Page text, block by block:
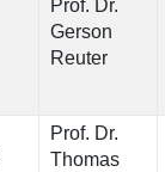
Prof. Dr.
Gerson
Reuter
Prof. Dr.
Thomas